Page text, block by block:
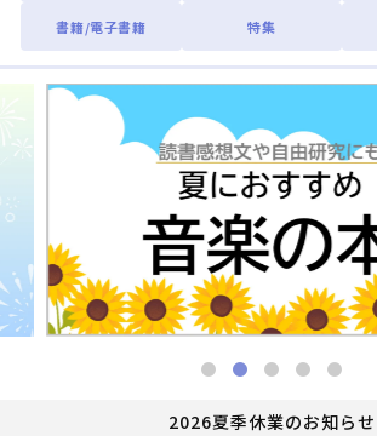
書籍/電子書籍 特集
2026夏季休業のお知らせ